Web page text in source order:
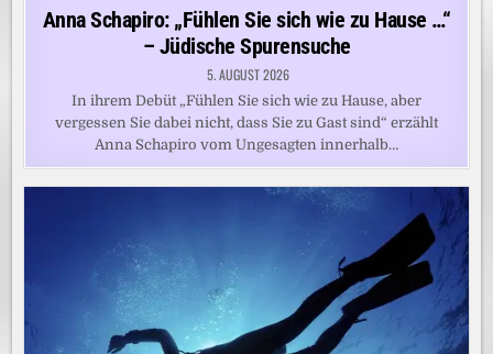
Anna Schapiro: „Fühlen Sie sich wie zu Hause …“
– Jüdische Spurensuche
5. AUGUST 2026
In ihrem Debüt „Fühlen Sie sich wie zu Hause, aber
vergessen Sie dabei nicht, dass Sie zu Gast sind“ erzählt
Anna Schapiro vom Ungesagten innerhalb…